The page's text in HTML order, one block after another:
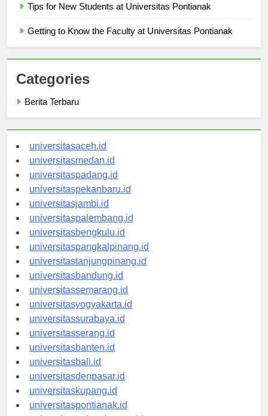
Categories
universitasaceh.id
universitasmedan.id
universitaspadang.id
universitaspekanbaru.id
universitasjambi.id
universitaspalembang.id
universitasbengkulu.id
universitaspangkalpinang.id
universitastanjungpinang.id
universitasbandung.id
universitassemarang.id
universitasyogyakarta.id
universitassurabaya.id
universitasserang.id
universitasbanten.id
universitasbali.id
universitasdenpasar.id
universitaskupang.id